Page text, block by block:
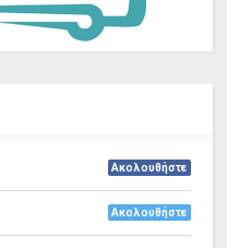
Ακολουθήστε
Ακολουθήστε